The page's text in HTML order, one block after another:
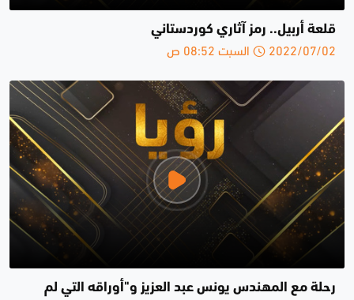
قلعة أربيل.. رمز آثاري كوردستاني
2022/07/02 السبت 08:52 ص
رحلة مع المهندس يونس عبد العزيز و"أوراقه التي لم